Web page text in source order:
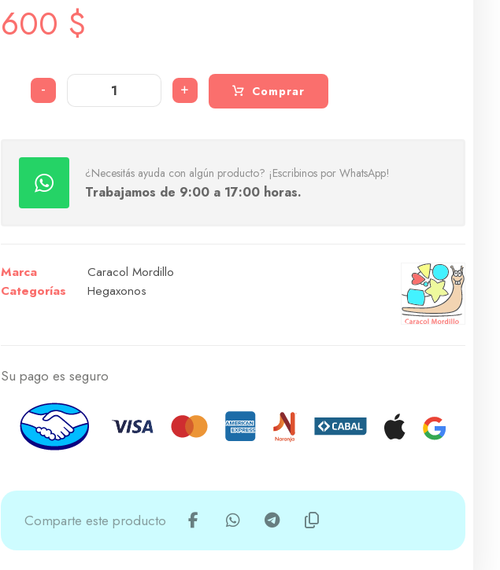
600 $
- + Comprar
¿Necesitás ayuda con algún producto? ¡Escribinos por WhatsApp!
Trabajamos de 9:00 a 17:00 horas.
Marca
Caracol Mordillo
Categorías
Hegaxonos
Su pago es seguro